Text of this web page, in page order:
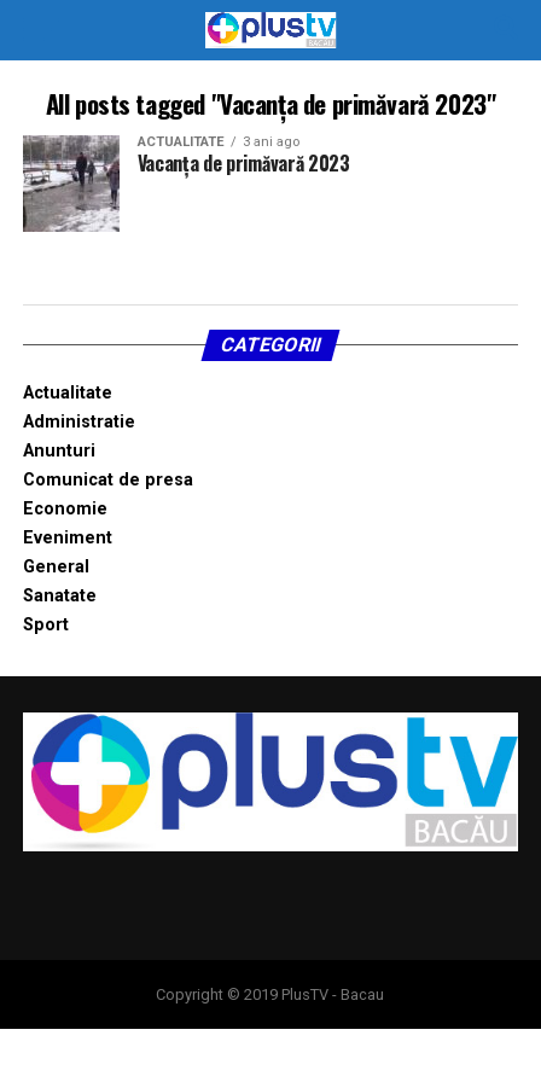
All posts tagged "Vacanța de primăvară 2023"
ACTUALITATE 3 ani ago
Vacanța de primăvară 2023
CATEGORII
Actualitate
Administratie
Anunturi
Comunicat de presa
Economie
Eveniment
General
Sanatate
Sport
Copyright © 2019 PlusTV - Bacau